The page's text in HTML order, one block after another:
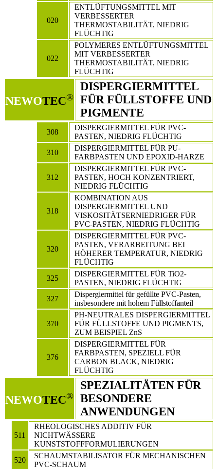
020
ENTLÜFTUNGSMITTEL MIT
VERBESSERTER
THERMOSTABILITÄT, NIEDRIG
FLÜCHTIG
022
POLYMERES ENTLÜFTUNGSMITTEL
MIT VERBESSERTER
THERMOSTABILITÄT, NIEDRIG
FLÜCHTIG
NEWOTEC®
DISPERGIERMITTEL
FÜR FÜLLSTOFFE UND
PIGMENTE
308
DISPERGIERMITTEL FÜR PVC-
PASTEN, NIEDRIG FLÜCHTIG
310
DISPERGIERMITTEL FÜR PU-
FARBPASTEN UND EPOXID-HARZE
312
DISPERGIERMITTEL FÜR PVC-
PASTEN, HOCH KONZENTRIERT,
NIEDRIG FLÜCHTIG
318
KOMBINATION AUS
DISPERGIERMITTEL UND
VISKOSITÄTSERNIEDRIGER FÜR
PVC-PASTEN, NIEDRIG FLÜCHTIG
320
DISPERGIERMITTEL FÜR PVC-
PASTEN, VERARBEITUNG BEI
HÖHERER TEMPERATUR, NIEDRIG
FLÜCHTIG
325
DISPERGIERMITTEL FÜR TiO2-
PASTEN, NIEDRIG FLÜCHTIG
327
Dispergiermittel für gefüllte PVC-Pasten,
insbesondere mit hohem Füllstoffanteil
370
PH-NEUTRALES DISPERGIERMITTEL
FÜR FÜLLSTOFFE UND PIGMENTS,
ZUM BEISPIEL ZnS
376
DISPERGIERMITTEL FÜR
FARBPASTEN, SPEZIELL FÜR
CARBON BLACK, NIEDRIG
FLÜCHTIG
NEWOTEC®
SPEZIALITÄTEN FÜR
BESONDERE
ANWENDUNGEN
511
RHEOLOGISCHES ADDITIV FÜR
NICHTWÄSSERE
KUNSTSTOFFFORMULIERUNGEN
520
SCHAUMSTABILISATOR FÜR MECHANISCHEN
PVC-SCHAUM